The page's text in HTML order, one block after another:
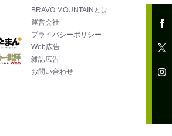
BRAVO MOUNTAINとは
運営会社
プライバシーポリシー
Web広告
雑誌広告
お問い合わせ